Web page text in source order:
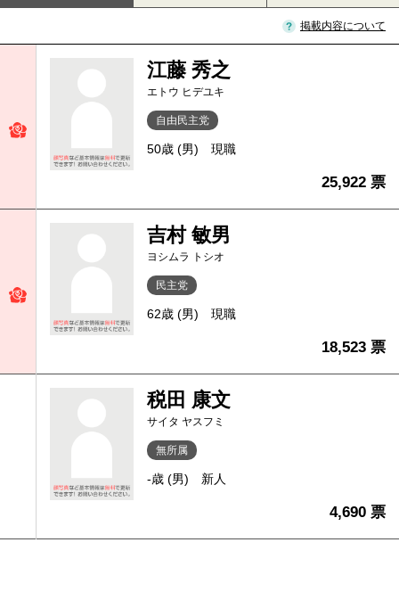
掲載内容について
江藤 秀之
エトウ ヒデユキ
自由民主党
50歳 (男) 現職
25,922 票
吉村 敏男
ヨシムラ トシオ
民主党
62歳 (男) 現職
18,523 票
税田 康文
サイタ ヤスフミ
無所属
-歳 (男) 新人
4,690 票